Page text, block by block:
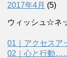
2017年4月 (5)
ウィッシュ☆ネ
01｜アクセスア
02｜心と行動